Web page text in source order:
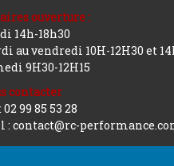
ouverture :
14h-18h30
au vendredi 10H-12H30 et
9H30-12H15
contacter
02 99 85 53 28
: contact@rc-